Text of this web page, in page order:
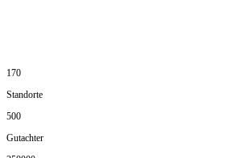
170
Standorte
500
Gutachter